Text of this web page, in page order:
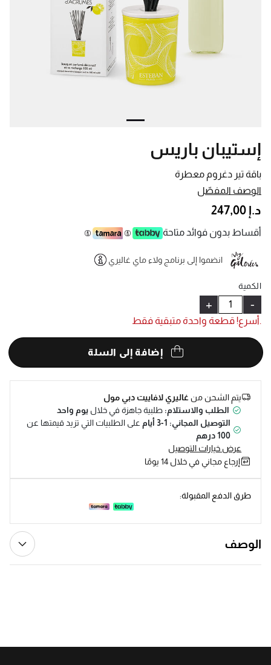
باقة تير دغروم معطرة
إستيبان باريس
الوصف المفصّل
د.إ 247,00
أقساط بدون فوائد متاحة
انضموا إلى برنامج ولاء ماي غاليري
الكمية
-
+
.أسرع! قطعة واحدة متبقية فقط
إضافة إلى السلة
يتم الشحن منغاليري لافاييت دبي مول
الطلب والاستلام: طلبية جاهزة في خلال يوم واحد
التوصيل المجاني: 1-3 أيام
على الطلبيات التي تزيد قيمتها عن
100 درهم
عرض خيارات التوصيل
إرجاع مجاني في خلال 14 يومًا
طرق الدفع المقبولة:
الوصف